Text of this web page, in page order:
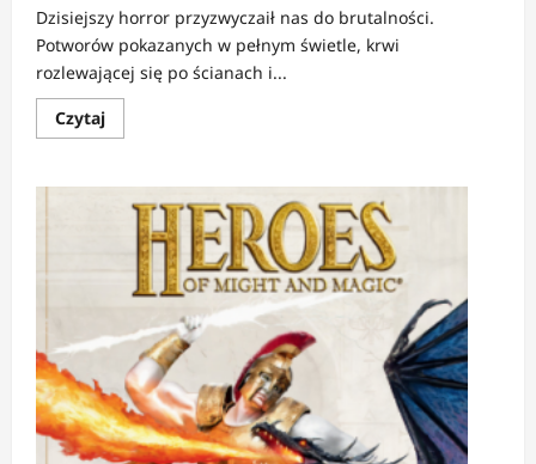
Dzisiejszy horror przyzwyczaił nas do brutalności.
Potworów pokazanych w pełnym świetle, krwi
rozlewającej się po ścianach i...
CzytajDowiedz
się
RECENZJA:
Ugoszczone
duchy
groza
szeptem